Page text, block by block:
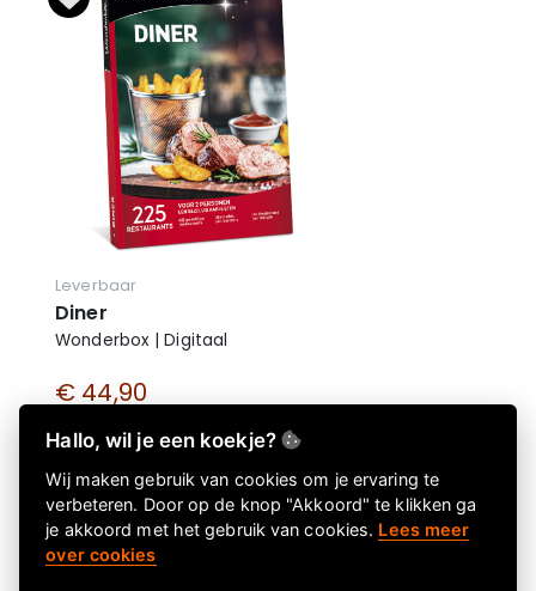
Leverbaar
Diner
Wonderbox | Digitaal
€ 44,90
Hallo, wil je een koekje?
Wij maken gebruik van cookies om je ervaring te
verbeteren. Door op de knop "Akkoord" te klikken ga
je akkoord met het gebruik van cookies. Lees meer
over cookies